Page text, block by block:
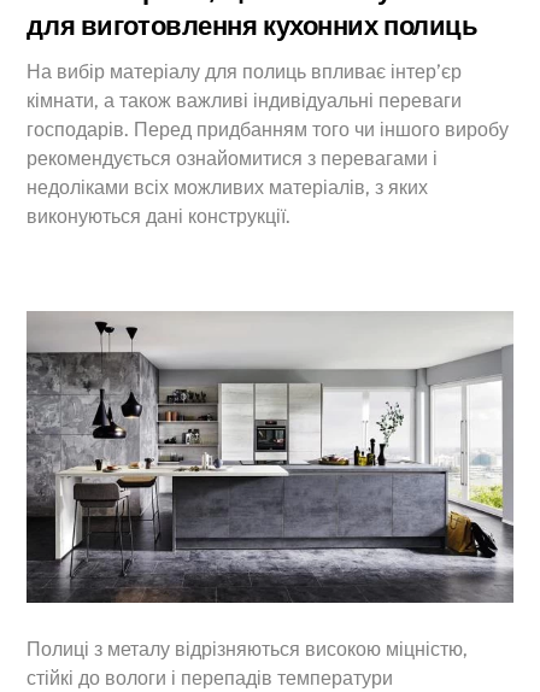
для виготовлення кухонних полиць
На вибір матеріалу для полиць впливає інтер’єр
кімнати, а також важливі індивідуальні переваги
господарів. Перед придбанням того чи іншого виробу
рекомендується ознайомитися з перевагами і
недоліками всіх можливих матеріалів, з яких
виконуються дані конструкції.
Полиці з металу відрізняються високою міцністю,
стійкі до вологи і перепадів температури